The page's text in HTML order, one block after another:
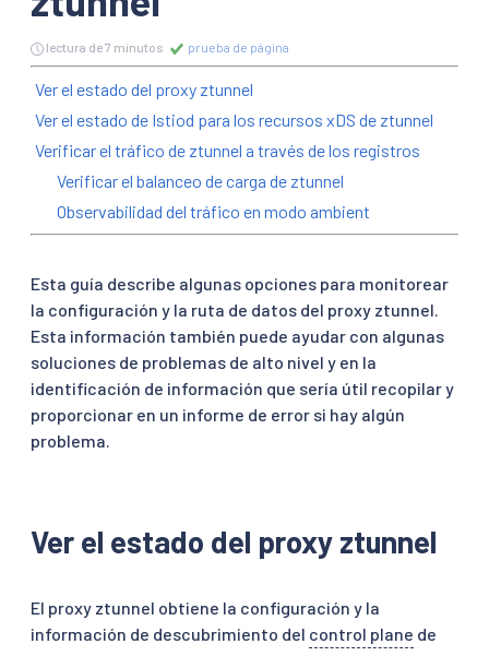
lectura de 7 minutos prueba de página
Ver el estado del proxy ztunnel
Ver el estado de Istiod para los recursos xDS de ztunnel
Verificar el tráfico de ztunnel a través de los registros
Verificar el balanceo de carga de ztunnel
Observabilidad del tráfico en modo ambient
Esta guía describe algunas opciones para monitorear
la configuración y la ruta de datos del proxy ztunnel.
Esta información también puede ayudar con algunas
soluciones de problemas de alto nivel y en la
identificación de información que sería útil recopilar y
proporcionar en un informe de error si hay algún
problema.
Ver el estado del proxy ztunnel
El proxy ztunnel obtiene la configuración y la
información de descubrimiento del control plane de